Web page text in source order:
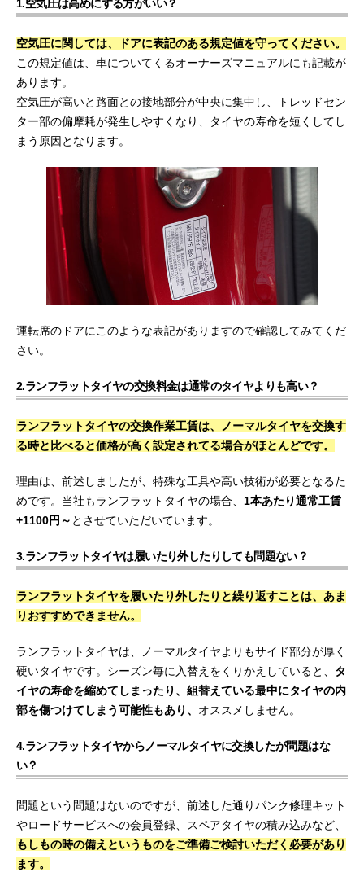
1.空気圧は高めにする方がいい？
空気圧に関しては、ドアに表記のある規定値を守ってください。
この規定値は、車についてくるオーナーズマニュアルにも記載が
あります。
空気圧が高いと路面との接地部分が中央に集中し、トレッドセン
ター部の偏摩耗が発生しやすくなり、タイヤの寿命を短くしてし
まう原因となります。
運転席のドアにこのような表記がありますので確認してみてくだ
さい。
2.ランフラットタイヤの交換料金は通常のタイヤよりも高い？
ランフラットタイヤの交換作業工賃は、ノーマルタイヤを交換す
る時と比べると価格が高く設定されてる場合がほとんどです。
理由は、前述しましたが、特殊な工具や高い技術が必要となるた
めです。当社もランフラットタイヤの場合、 1本あたり通常工賃
+1100円～ とさせていただいています。
3.ランフラットタイヤは履いたり外したりしても問題ない？
ランフラットタイヤを履いたり外したりと繰り返すことは、あま
りおすすめできません。
ランフラットタイヤは、ノーマルタイヤよりもサイド部分が厚く
硬いタイヤです。シーズン毎に入替えをくりかえしていると、 タ
イヤの寿命を縮めてしまったり、組替えている最中にタイヤの内
部を傷つけてしまう可能性もあり、 オススメしません。
4.ランフラットタイヤからノーマルタイヤに交換したが問題はな
い？
問題という問題はないのですが、前述した通りパンク修理キット
やロードサービスへの会員登録、スペアタイヤの積み込みなど、
もしもの時の備えというものをご準備ご検討いただく必要があり
ます。